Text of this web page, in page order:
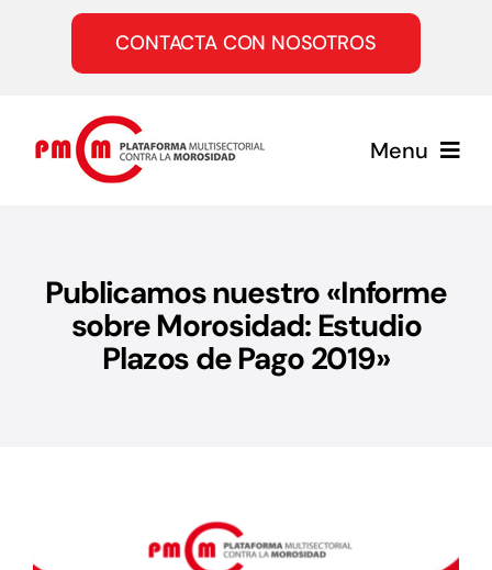
contenido
CONTACTA CON NOSOTROS
Menu
Quiénes somos
Servicios
Publicamos nuestro «Informe
sobre Morosidad: Estudio
Plazos de Pago 2019»